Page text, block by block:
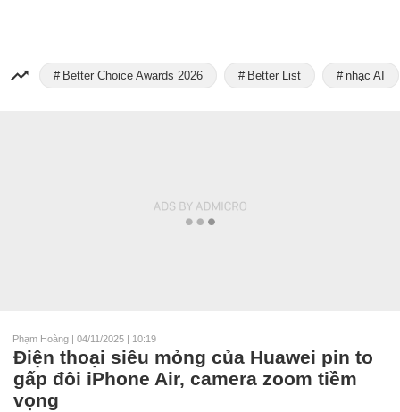
Better Choice Awards 2026 Better List nhạc AI
Phạm Hoàng | 04/11/2025 | 10:19
Điện thoại siêu mỏng của Huawei pin to
gấp đôi iPhone Air, camera zoom tiềm
vọng